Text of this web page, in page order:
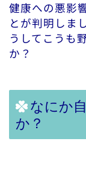
健康への悪影
とが判明しま
うしてこうも
か？
なにか
か？